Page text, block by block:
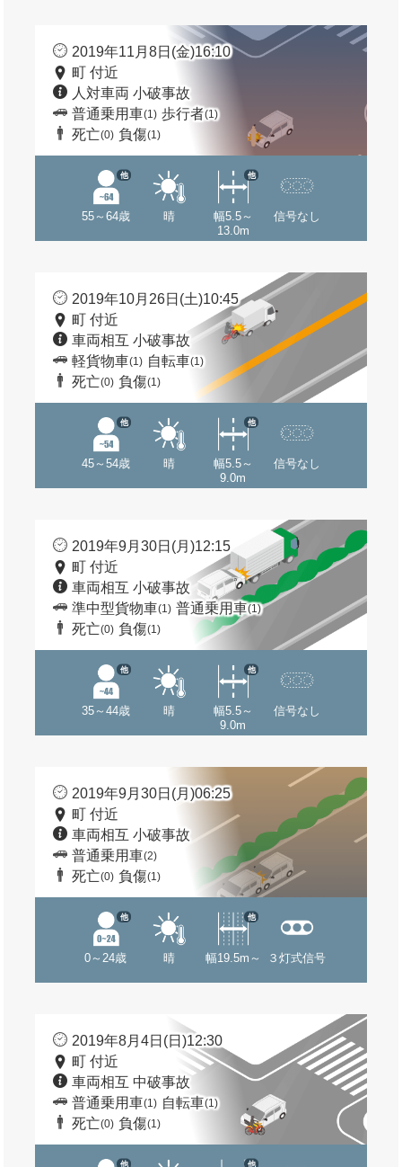
2019年11月8日(金)16:10
町 付近
人対車両 小破事故
普通乗用車(1) 歩行者(1)
死亡(0) 負傷(1)
55～64歳
他
晴
幅5.5～
13.0m
他
信号なし
2019年10月26日(土)10:45
町 付近
車両相互 小破事故
軽貨物車(1) 自転車(1)
死亡(0) 負傷(1)
45～54歳
他
晴
幅5.5～
9.0m
他
信号なし
2019年9月30日(月)12:15
町 付近
車両相互 小破事故
準中型貨物車(1) 普通乗用車(1)
死亡(0) 負傷(1)
35～44歳
他
晴
幅5.5～
9.0m
他
信号なし
2019年9月30日(月)06:25
町 付近
車両相互 小破事故
普通乗用車(2)
死亡(0) 負傷(1)
0～24歳
他
晴 幅19.5m～
他
３灯式信号
2019年8月4日(日)12:30
町 付近
車両相互 中破事故
普通乗用車(1) 自転車(1)
死亡(0) 負傷(1)
他 他